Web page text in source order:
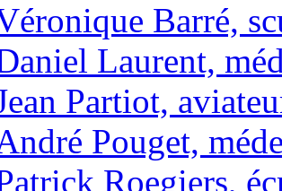
Barré,
Laurent,
Partiot,
Pouget,
Roegiers,